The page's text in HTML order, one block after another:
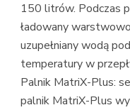
150 litrów. Podczas
ładowany
uzupełniany wodą
temperatury w
Palnik MatriX-Plus:
palnik MatriX-Plus